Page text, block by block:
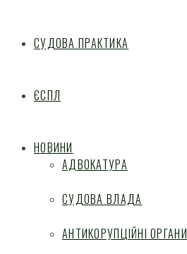
СУДОВА ПРАКТИКА
ЄСПЛ
НОВИНИ
АДВОКАТУРА
СУДОВА ВЛАДА
АНТИКОРУПЦІЙНІ ОРГАНИ